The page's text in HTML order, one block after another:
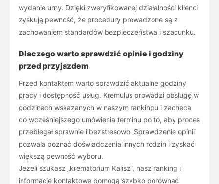
wydanie urny. Dzięki zweryfikowanej działalności klienci
zyskują pewność, że procedury prowadzone są z
zachowaniem standardów bezpieczeństwa i szacunku.
Dlaczego warto sprawdzić opinie i godziny
przed przyjazdem
Przed kontaktem warto sprawdzić aktualne godziny
pracy i dostępność usług. Kremulus prowadzi obsługę w
godzinach wskazanych w naszym rankingu i zachęca
do wcześniejszego umówienia terminu po to, aby proces
przebiegał sprawnie i bezstresowo. Sprawdzenie opinii
pozwala poznać doświadczenia innych rodzin i zyskać
większą pewność wyboru.
Jeżeli szukasz „krematorium Kalisz”, nasz ranking i
informacje kontaktowe pomogą szybko porównać